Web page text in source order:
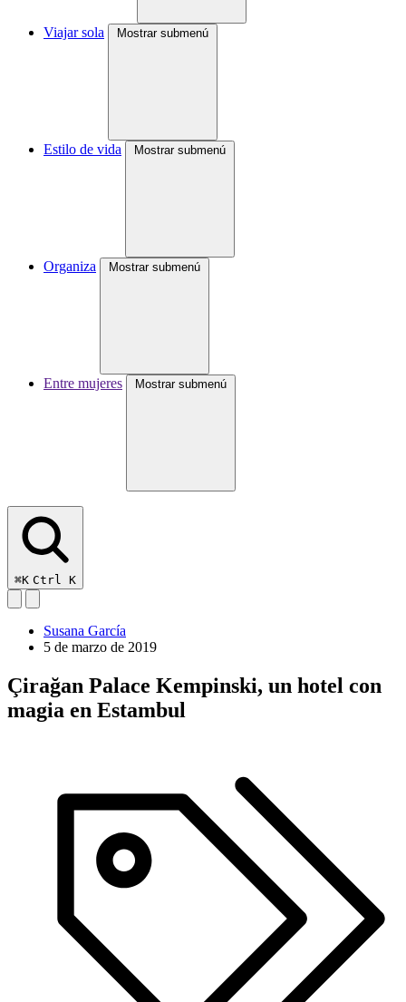
Viajar sola Mostrar submenú
Estilo de vida Mostrar submenú
Organiza Mostrar submenú
Entre mujeres Mostrar submenú
⌘K Ctrl K
Susana García
5 de marzo de 2019
Çirağan Palace Kempinski, un hotel con
magia en Estambul